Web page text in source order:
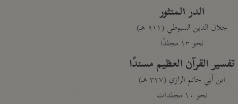
الدر المنثور
جلال الدين السيوطي (٩١١ هـ)
نحو ١٣ مجلدًا
تفسير القرآن العظيم مسندًا
ابن أبي حاتم الرازي (٣٢٧ هـ)
نحو ١٠ مجلدات